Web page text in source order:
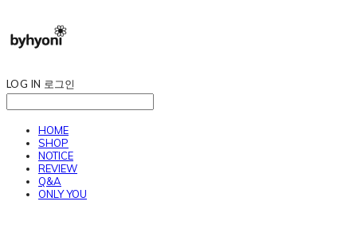
LOG IN 로그인
HOME
SHOP
NOTICE
REVIEW
Q&A
ONLY YOU